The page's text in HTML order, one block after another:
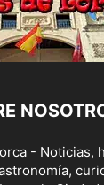
- Noticias,